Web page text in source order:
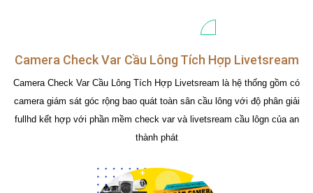
Camera Check Var Cầu Lông Tích Hợp Livetsream
Camera Check Var Cầu Lông Tích Hợp Livetsream là hệ thống gồm có
camera giám sát góc rộng bao quát toàn sân cầu lông với độ phân giải
fullhd kết hợp với phần mềm check var và livetsream cầu lôgn của an
thành phát